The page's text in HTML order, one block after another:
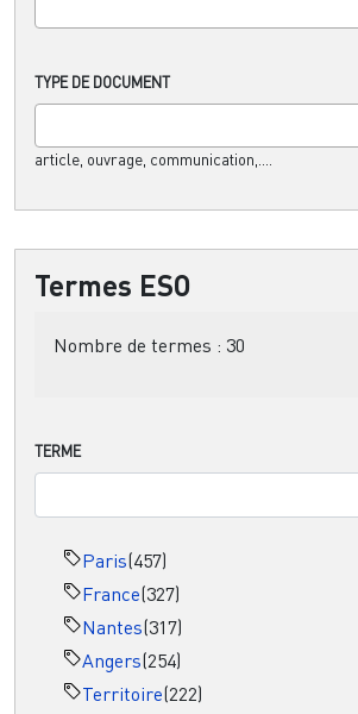
TYPE DE DOCUMENT
article, ouvrage, communication,....
Termes ESO
Nombre de termes : 30
TERME
Paris(457)
France(327)
Nantes(317)
Angers(254)
Territoire(222)